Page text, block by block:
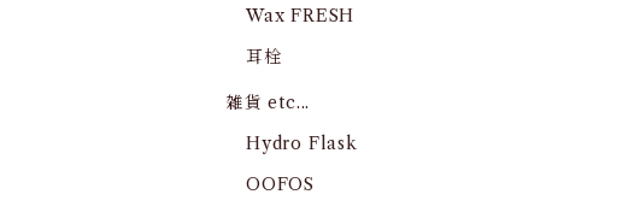
Wax FRESH
耳栓
雑貨 etc...
Hydro Flask
OOFOS